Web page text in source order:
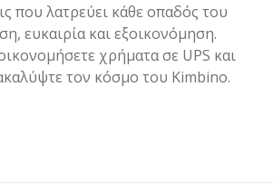
που λατρεύει κάθε οπαδός του
ευκαιρία και εξοικονόμηση.
χρήματα σε UPS και
τον κόσμο του Kimbino.